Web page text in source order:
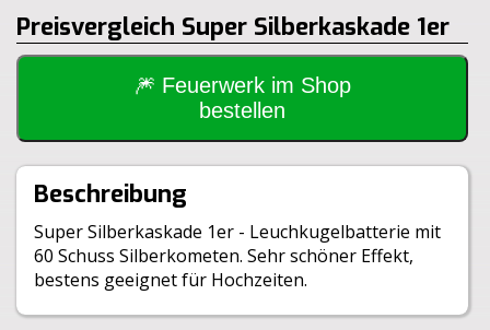
Inhalt je Pack:
60 Stück
Steighöhe:
12m
Brenndauer:
15sek
6,0x6,0x12,8cm
128g
Klasse:
1.4G
BAM:
BAM-PII-1204
Preisvergleich Super Silberkaskade 1er
🎆 Feuerwerk im Shop
bestellen
Beschreibung
Super Silberkaskade 1er - Leuchkugelbatterie mit
60 Schuss Silberkometen. Sehr schöner Effekt,
bestens geeignet für Hochzeiten.